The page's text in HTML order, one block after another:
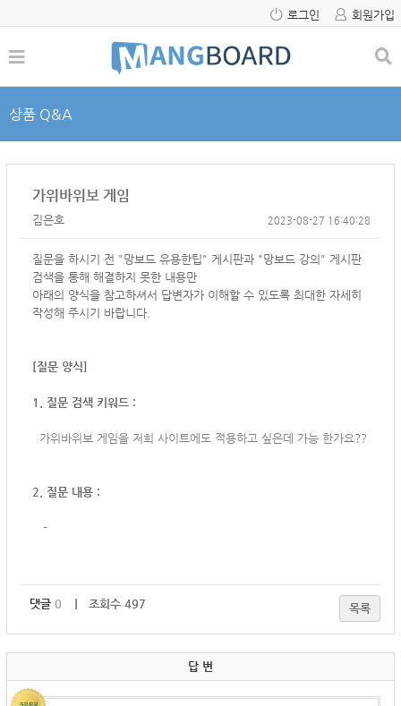
로그인 회원가입
상품 Q&A
가위바위보 게임
김은호 2023-08-27 16:40:28
질문을 하시기 전 "망보드 유용한팁" 게시판과 "망보드 강의" 게시판
검색을 통해 해결하지 못한 내용만
아래의 양식을 참고하셔서 답변자가 이해할 수 있도록 최대한 자세히
작성해 주시기 바랍니다.
[질문 양식]
1. 질문 검색 키워드 :
가위바위보 게임을 저희 사이트에도 적용하고 싶은데 가능 한가요??
2. 질문 내용 :
-
댓글 0 ｜ 조회수 497 목록
답 변